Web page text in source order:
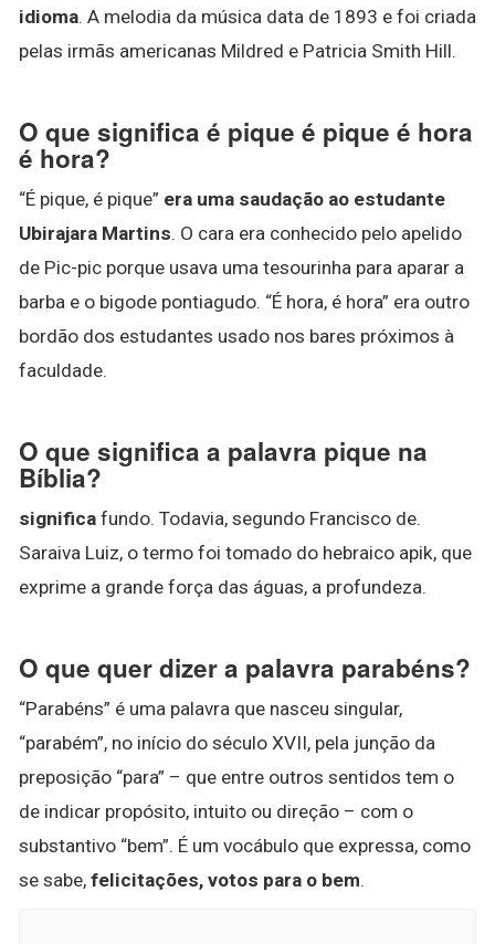
idioma. A melodia da música data de 1893 e foi criada
pelas irmãs americanas Mildred e Patricia Smith Hill.
O que significa é pique é pique é hora
é hora?
“É pique, é pique” era uma saudação ao estudante
Ubirajara Martins. O cara era conhecido pelo apelido
de Pic-pic porque usava uma tesourinha para aparar a
barba e o bigode pontiagudo. “É hora, é hora” era outro
bordão dos estudantes usado nos bares próximos à
faculdade.
O que significa a palavra pique na
Bíblia?
significa fundo. Todavia, segundo Francisco de.
Saraiva Luiz, o termo foi tomado do hebraico apik, que
exprime a grande força das águas, a profundeza.
O que quer dizer a palavra parabéns?
“Parabéns” é uma palavra que nasceu singular,
“parabém”, no início do século XVII, pela junção da
preposição “para” – que entre outros sentidos tem o
de indicar propósito, intuito ou direção – com o
substantivo “bem”. É um vocábulo que expressa, como
se sabe, felicitações, votos para o bem.